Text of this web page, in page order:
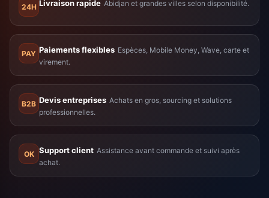
24H Livraison rapide Abidjan et grandes villes selon disponibilité.
PAY Paiements flexibles Espèces, Mobile Money, Wave, carte et
virement.
B2B Devis entreprises Achats en gros, sourcing et solutions
professionnelles.
OK Support client Assistance avant commande et suivi après
achat.